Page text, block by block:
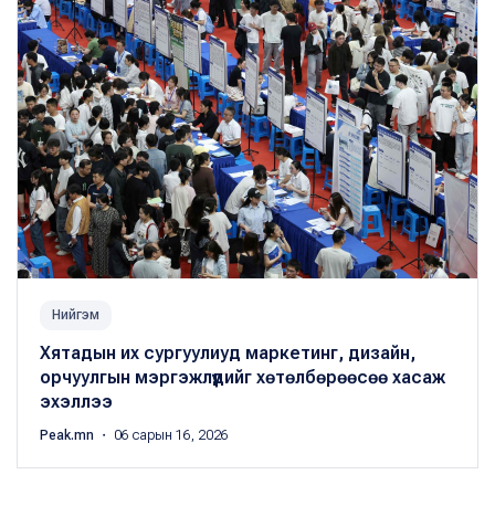
Нийгэм
Хятадын их сургуулиуд маркетинг, дизайн,
орчуулгын мэргэжлүүдийг хөтөлбөрөөсөө хасаж
эхэллээ
Peak.mn ・ 06 сарын 16, 2026